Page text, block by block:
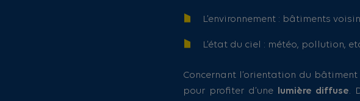
L’environnement : bâtiments
L’état du ciel : météo, pollution,
Concernant l’orientation du
pour profiter d’une
lumière diffuse.